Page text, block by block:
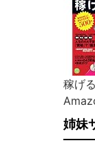
稼げ
姉妹